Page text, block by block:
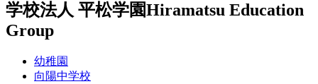
学校法人 平松学園Hiramatsu Education
Group
幼稚園
向陽中学校